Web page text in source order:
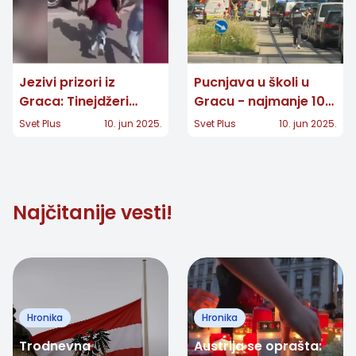
Jezivi prizori iz
Graca: Tinejdžeri
beže dok policija
Svet Plus 10. jun 2025.
Pucnjava u školi u
Gracu - najmanje 10
mrtvih
Svet Plus 10. jun 2025.
Najčitanije vesti!
Hronika
Trodnevna
Hronika
Austrija se oprašta: